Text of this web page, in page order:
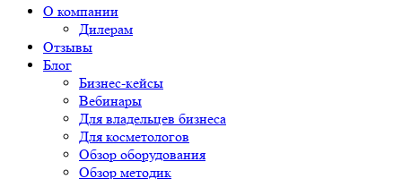
О компании
Дилерам
Отзывы
Блог
Бизнес-кейсы
Вебинары
Для владельцев бизнеса
Для косметологов
Обзор оборудования
Обзор методик